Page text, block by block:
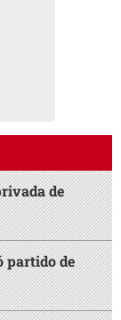
de
partido de